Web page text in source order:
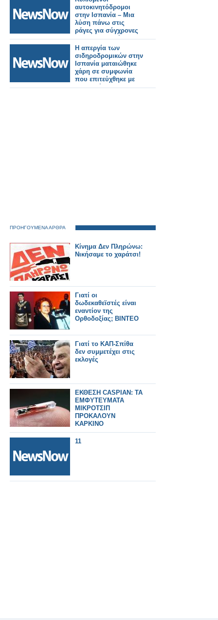
αυτοκινητόδρομοι
στην Ισπανία – Μια
λύση πάνω στις
ράγες για σύγχρονες
εμπορευματικές
μεταφορές.
Η απεργία των
σιδηροδρομικών στην
Ισπανία ματαιώθηκε
χάρη σε συμφωνία
που επιτεύχθηκε με
την κυβέρνηση
ΠΡΟΗΓΟΥΜΕΝΑ ΑΡΘΡΑ
Κίνημα Δεν Πληρώνω:
Νικήσαμε το χαράτσι!
Γιατί οι
δωδεκαθεϊστές είναι
εναντίον της
Ορθοδοξίας; ΒΙΝΤΕΟ
Γιατί το ΚΑΠ-Σπίθα
δεν συμμετέχει στις
εκλογές
ΕΚΘΕΣΗ CASPIAN: ΤΑ
ΕΜΦΥΤΕΥΜΑΤΑ
ΜΙΚΡΟΤΣΙΠ
ΠΡΟΚΑΛΟΥΝ
ΚΑΡΚΙΝΟ
11